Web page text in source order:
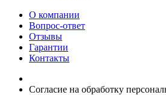
О компании
Вопрос-ответ
Отзывы
Гарантии
Контакты
Согласие на обработку